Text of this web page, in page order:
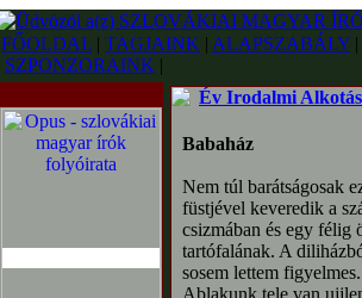
FŐOLDAL | TAGJAINK | ALAPSZABÁLY |
SZPONZORAINK |
Év Irodalmi
Babaház
Nem túl barátságosak
füstjével keveredik a
csizmában és egy félig
tartófalának. A
sosem lettem
Ablakunk tele van